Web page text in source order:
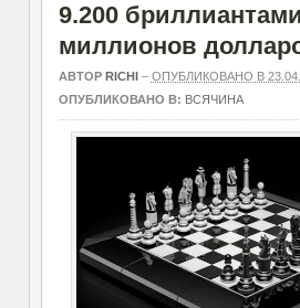
9.200
миллионов
АВТОР RICHI – ОПУБЛИКОВАНО В
ОПУБЛИКОВАНО В: ВСЯЧИНА